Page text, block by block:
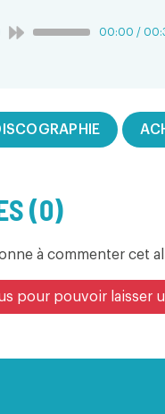
00:00 /
(0)
à commenter cet
pour pouvoir laisser